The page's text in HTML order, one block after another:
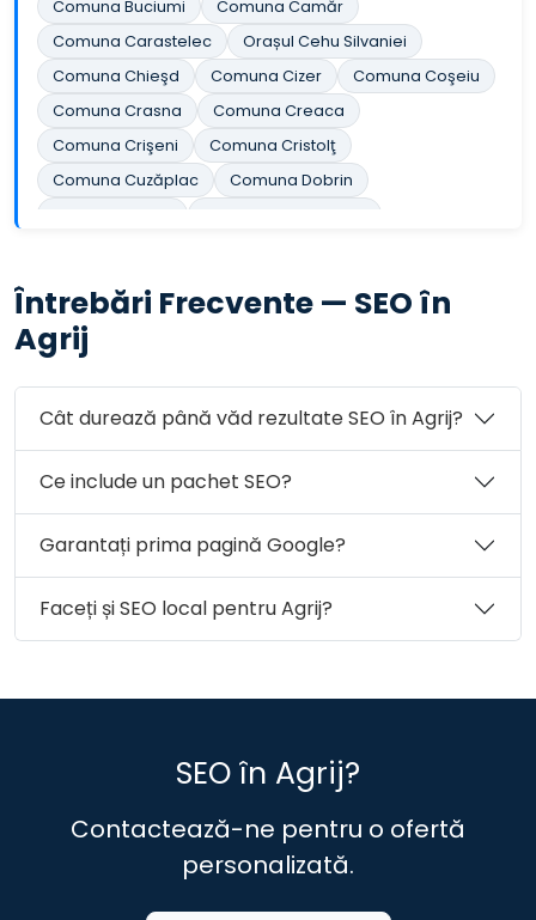
Comuna Buciumi
Comuna Camăr
Comuna Carastelec
Orașul Cehu Silvaniei
Comuna Chieşd
Comuna Cizer
Comuna Coşeiu
Comuna Crasna
Comuna Creaca
Comuna Crişeni
Comuna Cristolţ
Comuna Cuzăplac
Comuna Dobrin
Comuna Hida
Comuna Horoatu Crasnei
Comuna Ileanda
Comuna Letca
Comuna Lozna
Comuna Măerişte
Comuna Marca
Comuna Meseşenii de Jos
Comuna Mirşid
Comuna Năpradea
Comuna Nuşfalău
Comuna Pericei
Comuna Românaşi
Comuna Rus
Comuna Sălăţig
Comuna Şamşud
Comuna Someş-Odorhei
Comuna Surduc
Comuna Vârşolţ
Municipiul Zalău
Întrebări Frecvente — SEO în
Agrij
Cât durează până văd rezultate SEO în Agrij?
Ce include un pachet SEO?
Garantați prima pagină Google?
Faceți și SEO local pentru Agrij?
SEO în Agrij?
Contactează-ne pentru o ofertă
personalizată.